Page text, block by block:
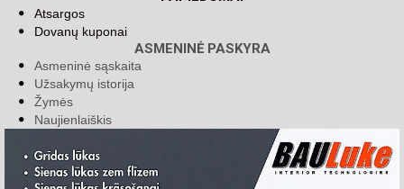
Atsargos
Dovanų kuponai
ASMENINĖ PASKYRA
Asmeninė sąskaita
Užsakymų istorija
Žymės
Naujienlaiškis